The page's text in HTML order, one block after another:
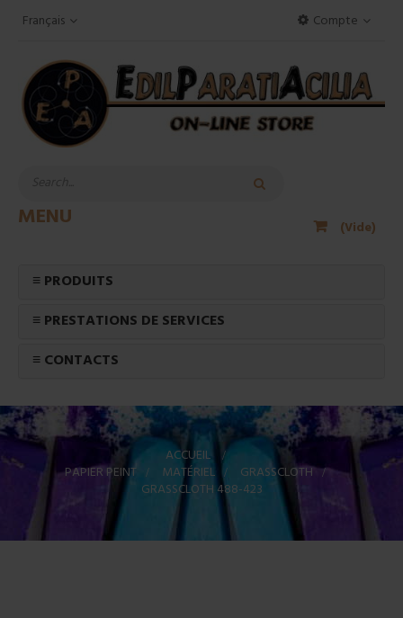
Compte
Français
(Vide)
MENU
≡ PRODUITS
≡ PRESTATIONS DE SERVICES
≡ CONTACTS
ACCUEIL >
PAPIER PEINT > MATÉRIEL > GRASSCLOTH >
GRASSCLOTH 488-423